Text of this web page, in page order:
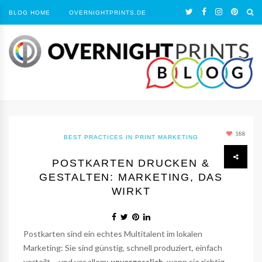
BLOG HOME OVERNIGHTPRINTS.DE
188
BEST PRACTICES IN PRINT MARKETING
POSTKARTEN DRUCKEN &
GESTALTEN: MARKETING, DAS
WIRKT
Postkarten sind ein echtes Multitalent im lokalen
Marketing: Sie sind günstig, schnell produziert, einfach